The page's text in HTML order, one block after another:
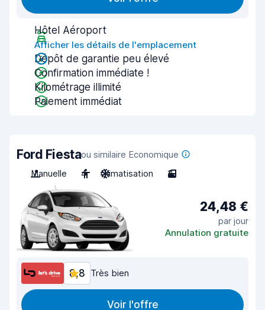
Hôtel Aéroport
Afficher les détails de l'emplacement
Dépôt de garantie peu élevé
Confirmation immédiate !
Kilométrage illimité
Paiement immédiat
Ford Fiestaou similaire Economique
Manuelle
4 Climatisation 3
24,48 €
par jour
Annulation gratuite
8,8 Très bien
Voir l'offre